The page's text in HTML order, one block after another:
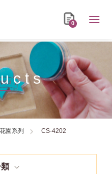
0
花園系列 CS-4202